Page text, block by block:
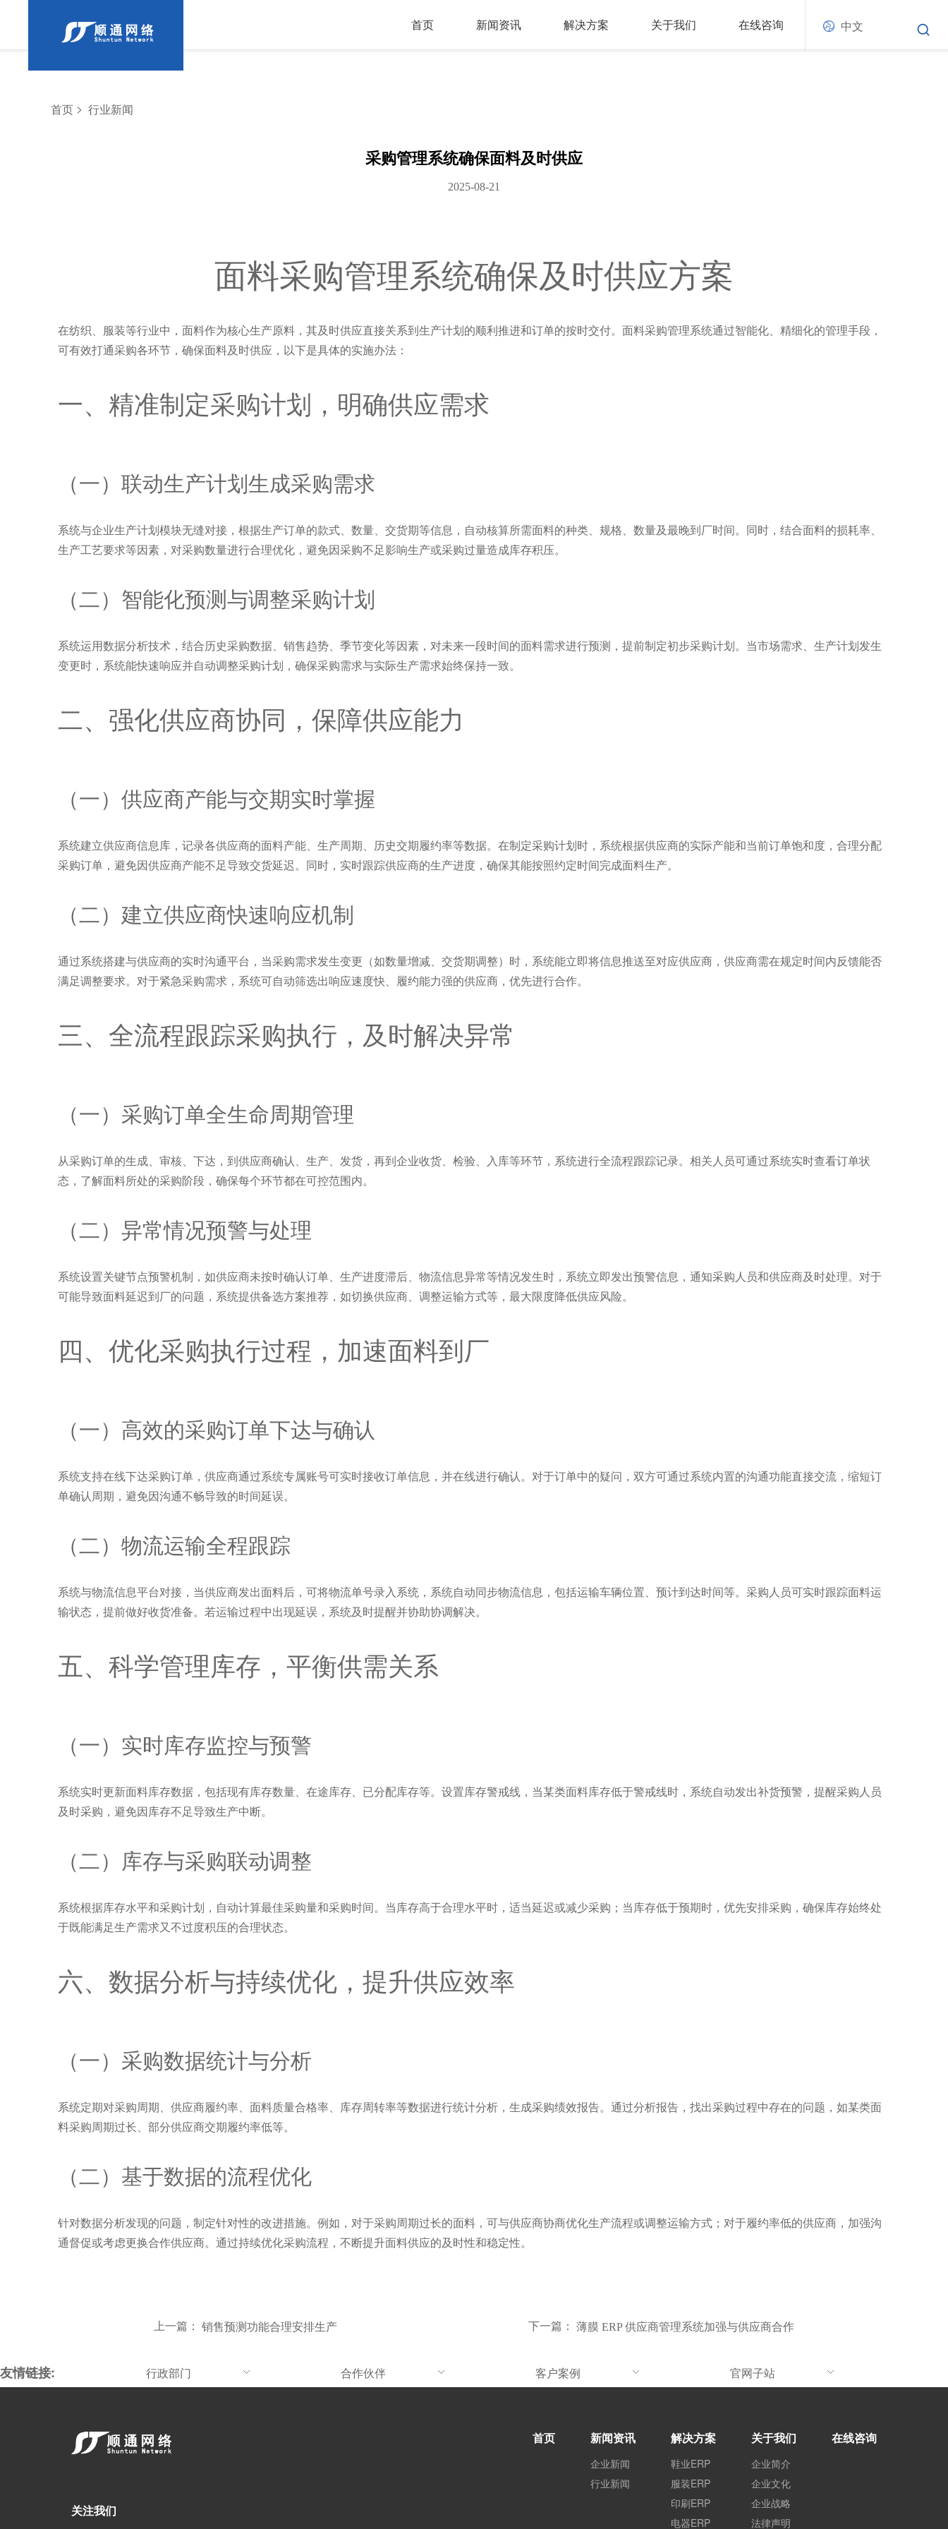
首页 新闻资讯 解决方案 关于我们 在线咨询 中文
首页 > 行业新闻
采购管理系统确保面料及时供应
2025-08-21
面料采购管理系统确保及时供应方案
在纺织、服装等行业中，面料作为核心生产原料，其及时供应直接关系到生产计划的顺利推进和订单的按时交付。面料采购管理系统通过智能化、精细化的管理手段，
可有效打通采购各环节，确保面料及时供应，以下是具体的实施办法：
一、精准制定采购计划，明确供应需求
（一）联动生产计划生成采购需求
系统与企业生产计划模块无缝对接，根据生产订单的款式、数量、交货期等信息，自动核算所需面料的种类、规格、数量及最晚到厂时间。同时，结合面料的损耗率、
生产工艺要求等因素，对采购数量进行合理优化，避免因采购不足影响生产或采购过量造成库存积压。
（二）智能化预测与调整采购计划
系统运用数据分析技术，结合历史采购数据、销售趋势、季节变化等因素，对未来一段时间的面料需求进行预测，提前制定初步采购计划。当市场需求、生产计划发生
变更时，系统能快速响应并自动调整采购计划，确保采购需求与实际生产需求始终保持一致。
二、强化供应商协同，保障供应能力
（一）供应商产能与交期实时掌握
系统建立供应商信息库，记录各供应商的面料产能、生产周期、历史交期履约率等数据。在制定采购计划时，系统根据供应商的实际产能和当前订单饱和度，合理分配
采购订单，避免因供应商产能不足导致交货延迟。同时，实时跟踪供应商的生产进度，确保其能按照约定时间完成面料生产。
（二）建立供应商快速响应机制
通过系统搭建与供应商的实时沟通平台，当采购需求发生变更（如数量增减、交货期调整）时，系统能立即将信息推送至对应供应商，供应商需在规定时间内反馈能否
满足调整要求。对于紧急采购需求，系统可自动筛选出响应速度快、履约能力强的供应商，优先进行合作。
三、全流程跟踪采购执行，及时解决异常
（一）采购订单全生命周期管理
从采购订单的生成、审核、下达，到供应商确认、生产、发货，再到企业收货、检验、入库等环节，系统进行全流程跟踪记录。相关人员可通过系统实时查看订单状
态，了解面料所处的采购阶段，确保每个环节都在可控范围内。
（二）异常情况预警与处理
系统设置关键节点预警机制，如供应商未按时确认订单、生产进度滞后、物流信息异常等情况发生时，系统立即发出预警信息，通知采购人员和供应商及时处理。对于
可能导致面料延迟到厂的问题，系统提供备选方案推荐，如切换供应商、调整运输方式等，最大限度降低供应风险。
四、优化采购执行过程，加速面料到厂
（一）高效的采购订单下达与确认
系统支持在线下达采购订单，供应商通过系统专属账号可实时接收订单信息，并在线进行确认。对于订单中的疑问，双方可通过系统内置的沟通功能直接交流，缩短订
单确认周期，避免因沟通不畅导致的时间延误。
（二）物流运输全程跟踪
系统与物流信息平台对接，当供应商发出面料后，可将物流单号录入系统，系统自动同步物流信息，包括运输车辆位置、预计到达时间等。采购人员可实时跟踪面料运
输状态，提前做好收货准备。若运输过程中出现延误，系统及时提醒并协助协调解决。
五、科学管理库存，平衡供需关系
（一）实时库存监控与预警
系统实时更新面料库存数据，包括现有库存数量、在途库存、已分配库存等。设置库存警戒线，当某类面料库存低于警戒线时，系统自动发出补货预警，提醒采购人员
及时采购，避免因库存不足导致生产中断。
（二）库存与采购联动调整
系统根据库存水平和采购计划，自动计算最佳采购量和采购时间。当库存高于合理水平时，适当延迟或减少采购；当库存低于预期时，优先安排采购，确保库存始终处
于既能满足生产需求又不过度积压的合理状态。
六、数据分析与持续优化，提升供应效率
（一）采购数据统计与分析
系统定期对采购周期、供应商履约率、面料质量合格率、库存周转率等数据进行统计分析，生成采购绩效报告。通过分析报告，找出采购过程中存在的问题，如某类面
料采购周期过长、部分供应商交期履约率低等。
（二）基于数据的流程优化
针对数据分析发现的问题，制定针对性的改进措施。例如，对于采购周期过长的面料，可与供应商协商优化生产流程或调整运输方式；对于履约率低的供应商，加强沟
通督促或考虑更换合作供应商。通过持续优化采购流程，不断提升面料供应的及时性和稳定性。
上一篇： 销售预测功能合理安排生产 下一篇：薄膜 ERP 供应商管理系统加强与供应商合作
友情链接: 行政部门 合作伙伴 客户案例 官网子站
关注我们
首页 新闻资讯
企业新闻
行业新闻
解决方案
鞋业ERP
服装ERP
印刷ERP
电器ERP
关于我们
企业简介
企业文化
企业战略
法律声明
在线咨询